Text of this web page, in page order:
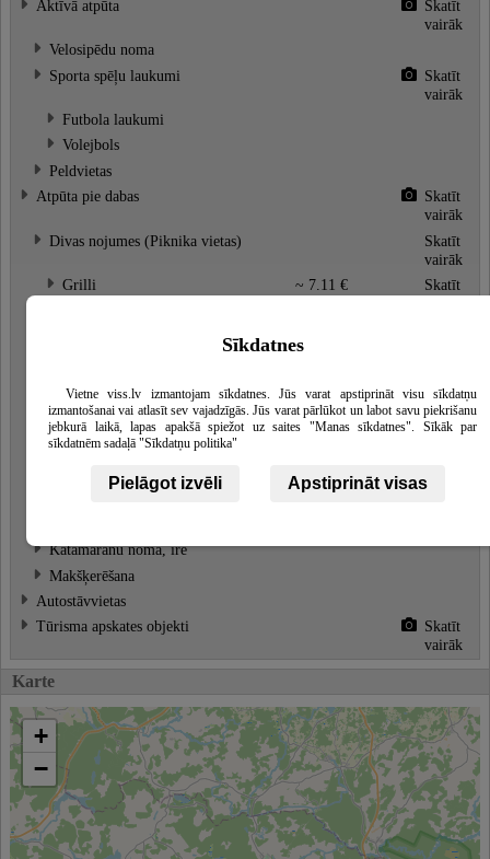
Aktīvā atpūta
Skatīt
vairāk
Velosipēdu noma
Sporta spēļu laukumi
Skatīt
vairāk
Futbola laukumi
Volejbols
Peldvietas
Atpūta pie dabas
Skatīt
vairāk
Divas nojumes (Piknika vietas)
Skatīt
vairāk
Grilli
~ 7.11 €
Skatīt
vairāk
Bērnu rotaļu laukumi
Skatīt
vairāk
vairāk
Katamarānu noma, īre
Makšķerēšana
Autostāvvietas
Tūrisma apskates objekti
Skatīt
vairāk
Karte
+
−
Sīkdatnes
Vietne viss.lv izmantojam sīkdatnes. Jūs varat apstiprināt visu sīkdatņu
izmantošanai vai atlasīt sev vajadzīgās. Jūs varat pārlūkot un labot savu piekrišanu
jebkurā laikā, lapas apakšā spiežot uz saites "Manas sīkdatnes". Sīkāk par
sīkdatnēm sadaļā "Sīkdatņu politika"
Pielāgot izvēli Apstiprināt visas